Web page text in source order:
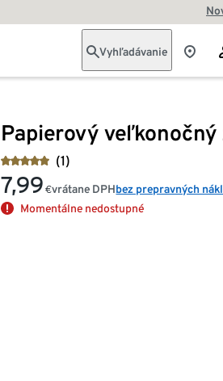
Vyhľadávanie
Papierový veľkonočný
(1)
7,99 €vrátane DPHbez prepravných
Momentálne nedostupné